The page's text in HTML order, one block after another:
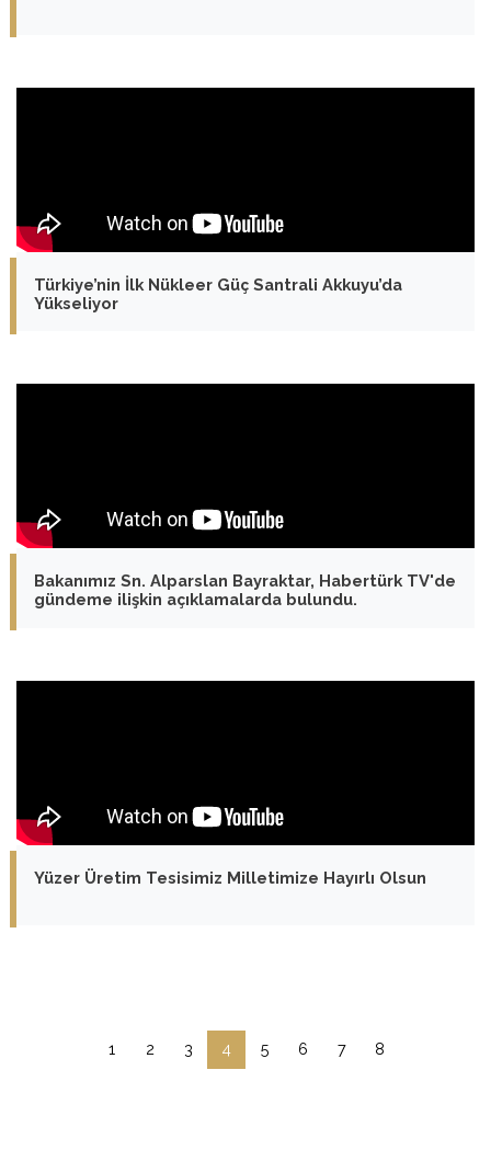
Türkiye’nin İlk Nükleer Güç Santrali Akkuyu’da
Yükseliyor
Bakanımız Sn. Alparslan Bayraktar, Habertürk TV'de
gündeme ilişkin açıklamalarda bulundu.
Yüzer Üretim Tesisimiz Milletimize Hayırlı Olsun
1 2 3 4 5 6 7 8